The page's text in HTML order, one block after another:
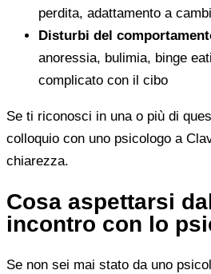
perdita, adattamento a
Disturbi del
anoressia, bulimia, binge
complicato con il cibo
Se ti riconosci in una o più di
colloquio con uno psicologo a
chiarezza.
Cosa aspettarsi
incontro con lo
Se non sei mai stato da uno